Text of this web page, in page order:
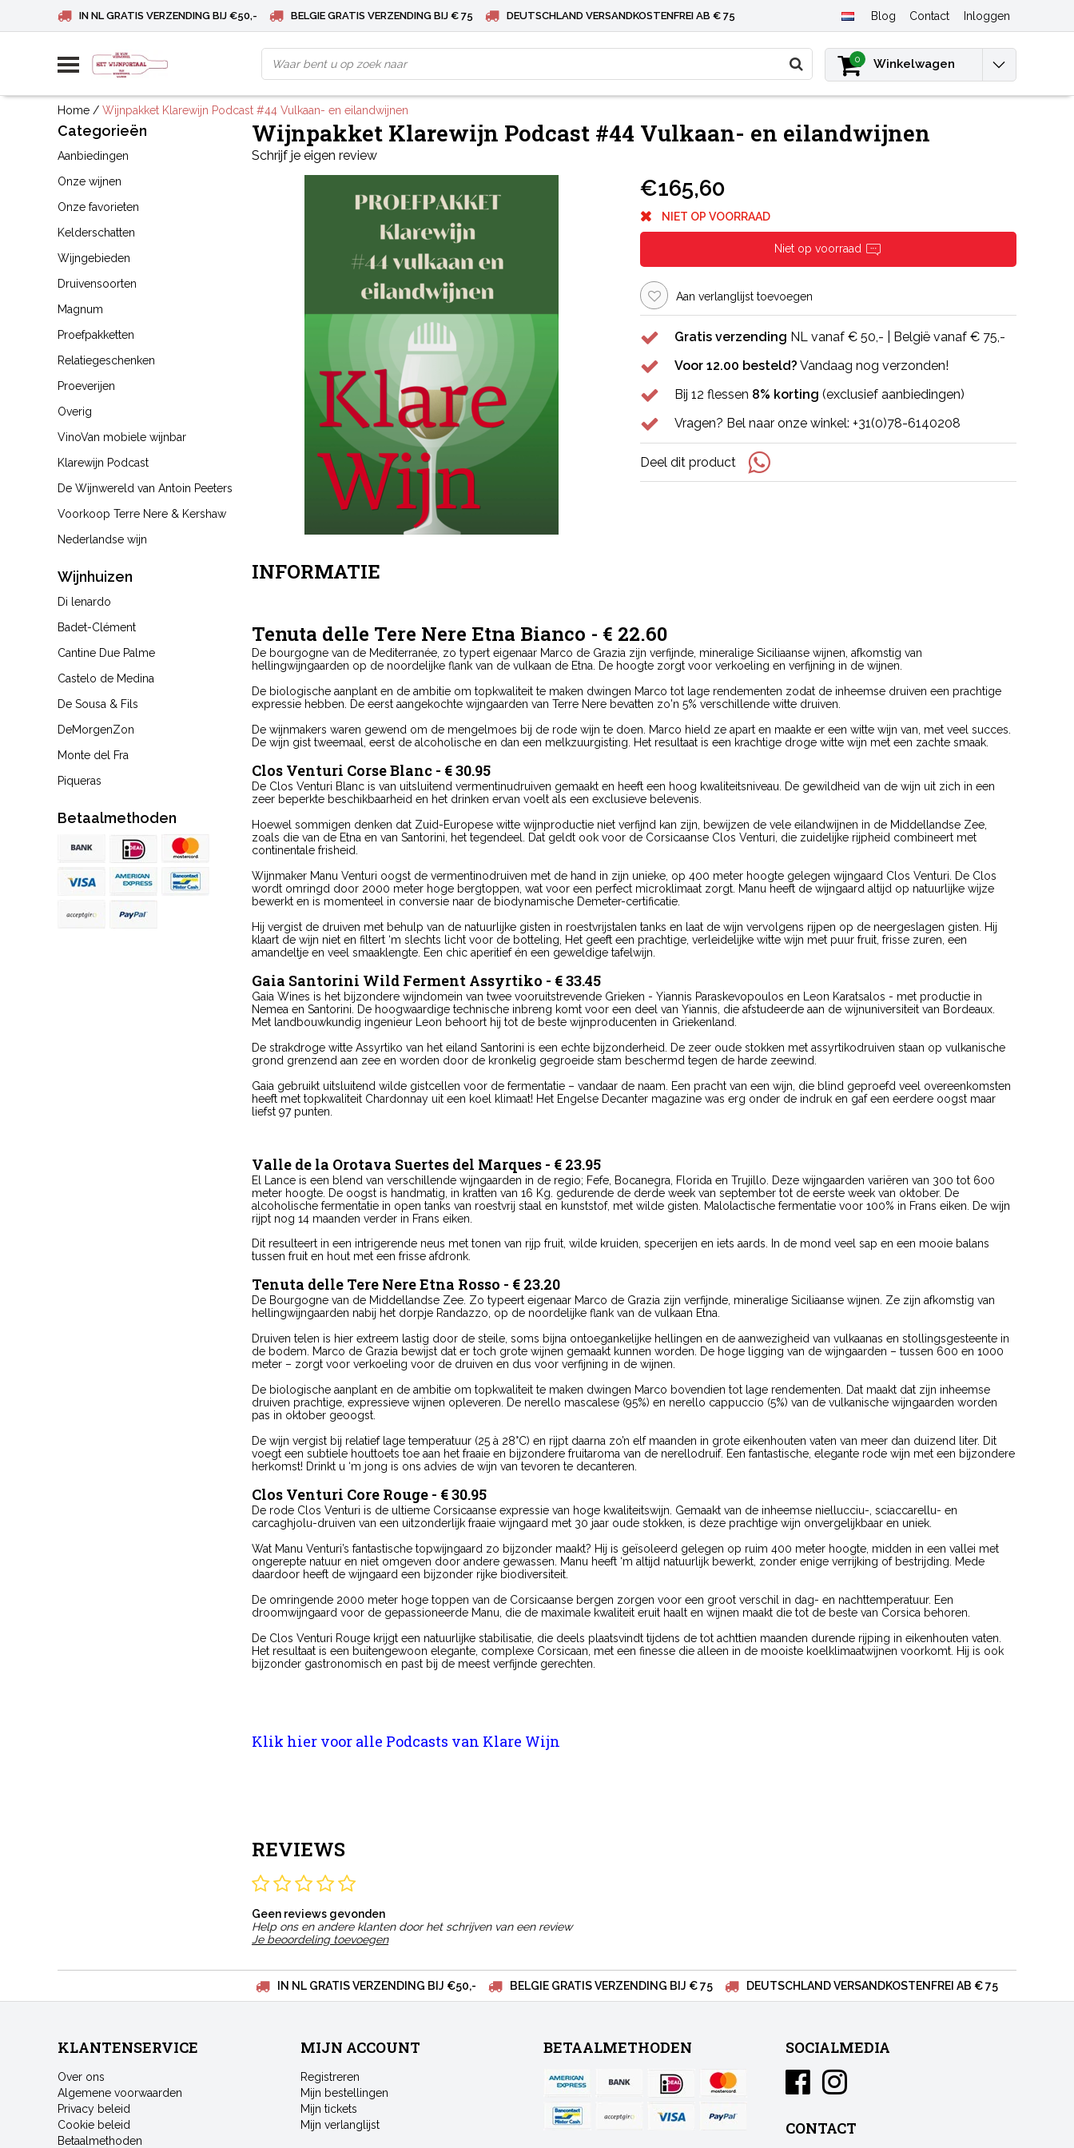
IN NL GRATIS VERZENDING BIJ €50,- BELGIE GRATIS VERZENDING BIJ € 75 DEUTSCHLAND VERSANDKOSTENFREI AB € 75 Blog Contact Inloggen
0 Winkelwagen
Home / Wijnpakket Klarewijn Podcast #44 Vulkaan- en eilandwijnen
Categorieën
Aanbiedingen
Onze wijnen
Onze favorieten
Kelderschatten
Wijngebieden
Druivensoorten
Magnum
Proefpakketten
Relatiegeschenken
Proeverijen
Overig
VinoVan mobiele wijnbar
Klarewijn Podcast
De Wijnwereld van Antoin Peeters
Voorkoop Terre Nere & Kershaw
Nederlandse wijn
Wijnhuizen
Di lenardo
Badet-Clément
Cantine Due Palme
Castelo de Medina
De Sousa & Fils
DeMorgenZon
Monte del Fra
Piqueras
Betaalmethoden
Wijnpakket Klarewijn Podcast #44 Vulkaan- en eilandwijnen
Schrijf je eigen review
€165,60
NIET OP VOORRAAD
Niet op voorraad
Aan verlanglijst toevoegen
Gratis verzending NL vanaf € 50,- | België vanaf € 75,-
Voor 12.00 besteld? Vandaag nog verzonden!
Bij 12 flessen 8% korting (exclusief aanbiedingen)
Vragen? Bel naar onze winkel: +31(0)78-6140208
Deel dit product
INFORMATIE
Tenuta delle Tere Nere Etna Bianco - € 22.60
De bourgogne van de Mediterranée, zo typert eigenaar Marco de Grazia zijn verfijnde, mineralige Siciliaanse wijnen, afkomstig van
hellingwijngaarden op de noordelijke flank van de vulkaan de Etna. De hoogte zorgt voor verkoeling en verfijning in de wijnen.
De biologische aanplant en de ambitie om topkwaliteit te maken dwingen Marco tot lage rendementen zodat de inheemse druiven een prachtige
expressie hebben. De eerst aangekochte wijngaarden van Terre Nere bevatten zo'n 5% verschillende witte druiven.
De wijnmakers waren gewend om de mengelmoes bij de rode wijn te doen. Marco hield ze apart en maakte er een witte wijn van, met veel succes.
De wijn gist tweemaal, eerst de alcoholische en dan een melkzuurgisting. Het resultaat is een krachtige droge witte wijn met een zachte smaak.
Clos Venturi Corse Blanc - € 30.95
De Clos Venturi Blanc is van uitsluitend vermentinudruiven gemaakt en heeft een hoog kwaliteitsniveau. De gewildheid van de wijn uit zich in een
zeer beperkte beschikbaarheid en het drinken ervan voelt als een exclusieve belevenis.
Hoewel sommigen denken dat Zuid-Europese witte wijnproductie niet verfijnd kan zijn, bewijzen de vele eilandwijnen in de Middellandse Zee,
zoals die van de Etna en van Santorini, het tegendeel. Dat geldt ook voor de Corsicaanse Clos Venturi, die zuidelijke rijpheid combineert met
continentale frisheid.
Wijnmaker Manu Venturi oogst de vermentinodruiven met de hand in zijn unieke, op 400 meter hoogte gelegen wijngaard Clos Venturi. De Clos
wordt omringd door 2000 meter hoge bergtoppen, wat voor een perfect microklimaat zorgt. Manu heeft de wijngaard altijd op natuurlijke wijze
bewerkt en is momenteel in conversie naar de biodynamische Demeter-certificatie.
Hij vergist de druiven met behulp van de natuurlijke gisten in roestvrijstalen tanks en laat de wijn vervolgens rijpen op de neergeslagen gisten. Hij
klaart de wijn niet en filtert ‘m slechts licht voor de botteling, Het geeft een prachtige, verleidelijke witte wijn met puur fruit, frisse zuren, een
amandeltje en veel smaaklengte. Een chic aperitief én een geweldige tafelwijn.
Gaia Santorini Wild Ferment Assyrtiko - € 33.45
Gaia Wines is het bijzondere wijndomein van twee vooruitstrevende Grieken - Yiannis Paraskevopoulos en Leon Karatsalos - met productie in
Nemea en Santorini. De hoogwaardige technische inbreng komt voor een deel van Yiannis, die afstudeerde aan de wijnuniversiteit van Bordeaux.
Met landbouwkundig ingenieur Leon behoort hij tot de beste wijnproducenten in Griekenland.
De strakdroge witte Assyrtiko van het eiland Santorini is een echte bijzonderheid. De zeer oude stokken met assyrtikodruiven staan op vulkanische
grond grenzend aan zee en worden door de kronkelig gegroeide stam beschermd tegen de harde zeewind.
Gaia gebruikt uitsluitend wilde gistcellen voor de fermentatie – vandaar de naam. Een pracht van een wijn, die blind geproefd veel overeenkomsten
heeft met topkwaliteit Chardonnay uit een koel klimaat! Het Engelse Decanter magazine was erg onder de indruk en gaf een eerdere oogst maar
liefst 97 punten.
Valle de la Orotava Suertes del Marques - € 23.95
El Lance is een blend van verschillende wijngaarden in de regio; Fefe, Bocanegra, Florida en Trujillo. Deze wijngaarden variëren van 300 tot 600
meter hoogte. De oogst is handmatig, in kratten van 16 Kg. gedurende de derde week van september tot de eerste week van oktober. De
alcoholische fermentatie in open tanks van roestvrij staal en kunststof, met wilde gisten. Malolactische fermentatie voor 100% in Frans eiken. De wijn
rijpt nog 14 maanden verder in Frans eiken.
Dit resulteert in een intrigerende neus met tonen van rijp fruit, wilde kruiden, specerijen en iets aards. In de mond veel sap en een mooie balans
tussen fruit en hout met een frisse afdronk.
Tenuta delle Tere Nere Etna Rosso - € 23.20
De Bourgogne van de Middellandse Zee. Zo typeert eigenaar Marco de Grazia zijn verfijnde, mineralige Siciliaanse wijnen. Ze zijn afkomstig van
hellingwijngaarden nabij het dorpje Randazzo, op de noordelijke flank van de vulkaan Etna.
Druiven telen is hier extreem lastig door de steile, soms bijna ontoegankelijke hellingen en de aanwezigheid van vulkaanas en stollingsgesteente in
de bodem. Marco de Grazia bewijst dat er toch grote wijnen gemaakt kunnen worden. De hoge ligging van de wijngaarden – tussen 600 en 1000
meter – zorgt voor verkoeling voor de druiven en dus voor verfijning in de wijnen.
De biologische aanplant en de ambitie om topkwaliteit te maken dwingen Marco bovendien tot lage rendementen. Dat maakt dat zijn inheemse
druiven prachtige, expressieve wijnen opleveren. De nerello mascalese (95%) en nerello cappuccio (5%) van de vulkanische wijngaarden worden
pas in oktober geoogst.
De wijn vergist bij relatief lage temperatuur (25 à 28°C) en rijpt daarna zo’n elf maanden in grote eikenhouten vaten van meer dan duizend liter. Dit
voegt een subtiele houttoets toe aan het fraaie en bijzondere fruitaroma van de nerellodruif. Een fantastische, elegante rode wijn met een bijzondere
herkomst! Drinkt u ‘m jong is ons advies de wijn van tevoren te decanteren.
Clos Venturi Core Rouge - € 30.95
De rode Clos Venturi is de ultieme Corsicaanse expressie van hoge kwaliteitswijn. Gemaakt van de inheemse niellucciu-, sciaccarellu- en
carcaghjolu-druiven van een uitzonderlijk fraaie wijngaard met 30 jaar oude stokken, is deze prachtige wijn onvergelijkbaar en uniek.
Wat Manu Venturi’s fantastische topwijngaard zo bijzonder maakt? Hij is geïsoleerd gelegen op ruim 400 meter hoogte, midden in een vallei met
ongerepte natuur en niet omgeven door andere gewassen. Manu heeft ‘m altijd natuurlijk bewerkt, zonder enige verrijking of bestrijding. Mede
daardoor heeft de wijngaard een bijzonder rijke biodiversiteit.
De omringende 2000 meter hoge toppen van de Corsicaanse bergen zorgen voor een groot verschil in dag- en nachttemperatuur. Een
droomwijngaard voor de gepassioneerde Manu, die de maximale kwaliteit eruit haalt en wijnen maakt die tot de beste van Corsica behoren.
De Clos Venturi Rouge krijgt een natuurlijke stabilisatie, die deels plaatsvindt tijdens de tot achttien maanden durende rijping in eikenhouten vaten.
Het resultaat is een buitengewoon elegante, complexe Corsicaan, met een finesse die alleen in de mooiste koelklimaatwijnen voorkomt. Hij is ook
bijzonder gastronomisch en past bij de meest verfijnde gerechten.
Klik hier voor alle Podcasts van Klare Wijn
REVIEWS
Geen reviews gevonden
Help ons en andere klanten door het schrijven van een review
Je beoordeling toevoegen
IN NL GRATIS VERZENDING BIJ €50,- BELGIE GRATIS VERZENDING BIJ € 75 DEUTSCHLAND VERSANDKOSTENFREI AB € 75
KLANTENSERVICE
Over ons
Algemene voorwaarden
Privacy beleid
Cookie beleid
Betaalmethoden
MIJN ACCOUNT
Registreren
Mijn bestellingen
Mijn tickets
Mijn verlanglijst
BETAALMETHODEN SOCIALMEDIA
CONTACT